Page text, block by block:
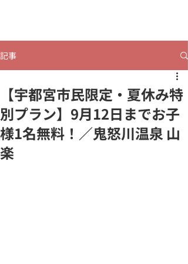
記事
【宇都宮市民限定・夏休み特
別プラン】9月12日までお子
様1名無料！／鬼怒川温泉 山
楽